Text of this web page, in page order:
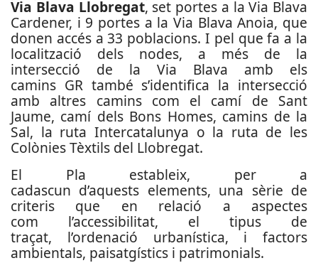
Via Blava Llobregat, set portes a la Via Blava
Cardener, i 9 portes a la Via Blava Anoia, que
donen accés a 33 poblacions. I pel que fa a la
localització dels nodes, a més de la
intersecció de la Via Blava amb els
camins GR també s’identifica la intersecció
amb altres camins com el camí de Sant
Jaume, camí dels Bons Homes, camins de la
Sal, la ruta Intercatalunya o la ruta de les
Colònies Tèxtils del Llobregat.
El Pla estableix, per a
cadascun d’aquests elements, una sèrie de
criteris que en relació a aspectes
com l’accessibilitat, el tipus de
traçat, l’ordenació urbanística, i factors
ambientals, paisatgístics i patrimonials.